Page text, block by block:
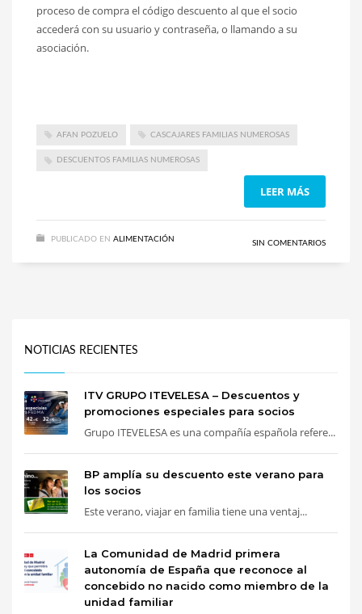
proceso de compra el código descuento al que el socio
accederá con su usuario y contraseña, o llamando a su
asociación.
AFAN POZUELO CASCAJARES FAMILIAS NUMEROSAS
DESCUENTOS FAMILIAS NUMEROSAS
LEER MÁS
PUBLICADO EN ALIMENTACIÓN SIN COMENTARIOS
NOTICIAS RECIENTES
ITV GRUPO ITEVELESA – Descuentos y
promociones especiales para socios
Grupo ITEVELESA es una compañía española refere...
BP amplía su descuento este verano para
los socios
Este verano, viajar en familia tiene una ventaj...
La Comunidad de Madrid primera
autonomía de España que reconoce al
concebido no nacido como miembro de la
unidad familiar